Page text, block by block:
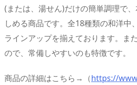
(または、湯せん)だけの簡単調理で
しめる商品です。全18種類の和洋中
ラインアップを揃えております。ま
ので、常備しやすいのも特徴です。
商品の詳細はこちら→（https://